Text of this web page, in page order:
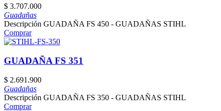
$ 3.707.000
Guadañas
Descripción GUADAÑA FS 450 - GUADAÑAS STIHL
Comprar
GUADAÑA FS 351
$ 2.691.900
Guadañas
Descripción GUADAÑA FS 350 - GUADAÑAS STIHL
Comprar